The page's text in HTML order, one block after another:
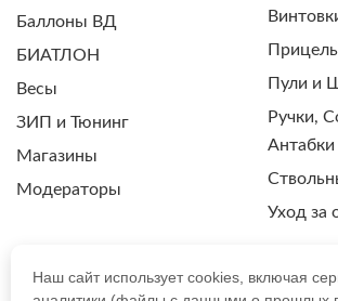
Баллоны ВД
БИАТЛОН
Весы
ЗИП и Тюнинг
Магазины
Модераторы
Пули и
Ручки,
Антабки
Уход за
Наш сайт использует cookies, включая